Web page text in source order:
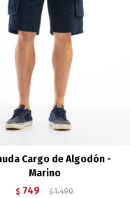
Cargo de Algodón -
Marino
$ 749 $ 1.490